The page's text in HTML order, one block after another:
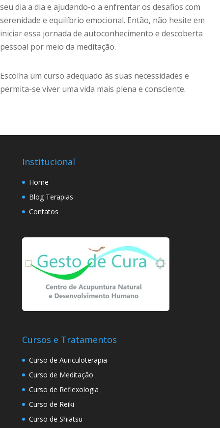
seu dia a dia e ajudando-o a enfrentar os desafios com
serenidade e equilíbrio emocional. Então, não hesite em
iniciar essa jornada de autoconhecimento e descoberta
pessoal por meio da meditação.
Escolha um curso adequado às suas necessidades e
permita-se viver uma vida mais plena e consciente.
Institucional
Home
Blog Terapias
Contatos
Cursos e Tratamentos
Curso de Auriculoterapia
Curso de Meditação
Curso de Reflexologia
Curso de Reiki
Curso de Shiatsu